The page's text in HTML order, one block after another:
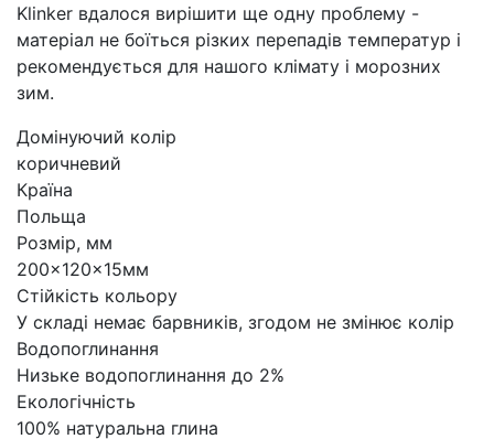
Klinker вдалося вирішити ще одну проблему -
матеріал не боїться різких перепадів температур і
рекомендується для нашого клімату і морозних
зим.
Домінуючий колір
коричневий
Країна
Польща
Розмір, мм
200x120x15мм
Стійкість кольору
У складі немає барвників, згодом не змінює колір
Водопоглинання
Низьке водопоглинання до 2%
Екологічність
100% натуральна глина